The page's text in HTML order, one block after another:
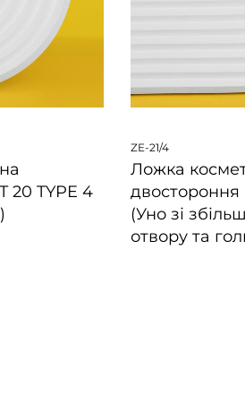
20 TYPE 4
ZE-21/4
Ложка
двостороння
(Уно зі
отвору та